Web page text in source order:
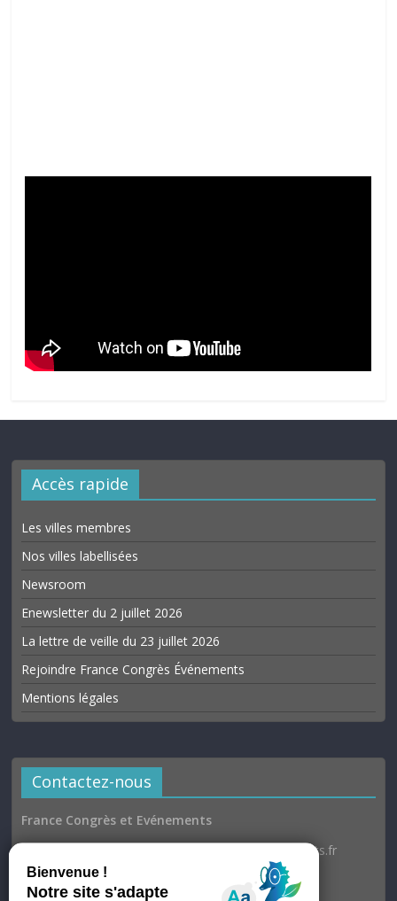
Accès rapide
Les villes membres
Nos villes labellisées
Newsroom
Enewsletter du 2 juillet 2026
La lettre de veille du 23 juillet 2026
Rejoindre France Congrès Événements
Mentions légales
Contactez-nous
France Congrès et Evénements
Email : communication@france-congres-evenements.fr
Heures d’ouverture
Du lundi au jeudi : 9h30–17h